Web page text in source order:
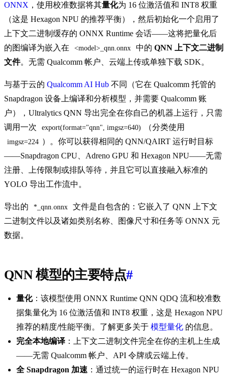
ONNX ，使用校准数据将其量化为 16 位激活值和 INT8 权重
（这是 Hexagon NPU 的推荐平衡），然后初始化一个启用了
上下文二进制缓存的 ONNX Runtime 会话——这将把量化后
的图编译为嵌入在
<model>_qnn.onnx 中的 QNN 上下文二进制
文件。无需 Qualcomm 帐户、云端上传或单独下载 SDK。
与基于云的 Qualcomm AI Hub 不同（它在 Qualcomm 托管的
Snapdragon 设备上编译和分析模型，并需要 Qualcomm 账
户），Ultralytics QNN 导出完全在你自己的机器上运行，只需
调用一次
export(format="qnn", imgsz=640) （分类使用
imgsz=224 ）。你可以获得相同的 QNN/QAIRT 运行时目标
——Snapdragon CPU、Adreno GPU 和 Hexagon NPU——无需
注册、上传限制或排队等待，并且它可以直接融入标准的
YOLO 导出工作流中。
导出的 *_qnn.onnx
文件是自包含的：它嵌入了 QNN 上下文
二进制文件以及诸如类别名称、图像尺寸和任务等 ONNX 元
数据。
QNN 模型的主要特点#
量化：该模型使用 ONNX Runtime QNN QDQ 流和校准数
据集量化为 16 位激活值和 INT8 权重，这是 Hexagon NPU
推荐的精度/性能平衡。了解更多关于 模型量化 的信息。
完全本地编译 ：上下文二进制文件完全在你的主机上生成
——无需 Qualcomm 帐户、API 令牌或云端上传。
全 Snapdragon 加速 ：通过统一的运行时在 Hexagon NPU